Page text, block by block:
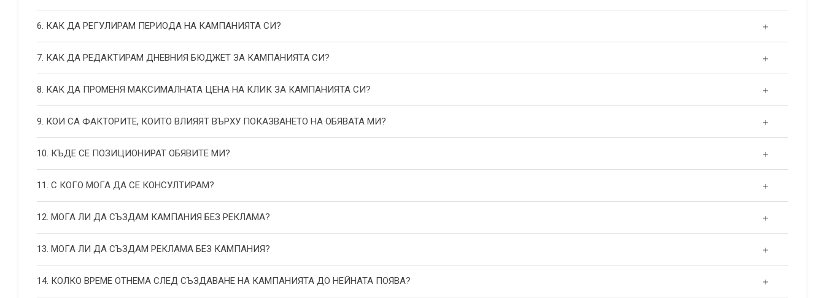
6. КАК ДА РЕГУЛИРАМ ПЕРИОДА НА КАМПАНИЯТА СИ?
7. КАК ДА РЕДАКТИРАМ ДНЕВНИЯ БЮДЖЕТ ЗА КАМПАНИЯТА СИ?
8. КАК ДА ПРОМЕНЯ МАКСИМАЛНАТА ЦЕНА НА КЛИК ЗА КАМПАНИЯТА СИ?
9. КОИ СА ФАКТОРИТЕ, КОИТО ВЛИЯЯТ ВЪРХУ ПОКАЗВАНЕТО НА ОБЯВАТА МИ?
10. КЪДЕ СЕ ПОЗИЦИОНИРАТ ОБЯВИТЕ МИ?
11. С КОГО МОГА ДА СЕ КОНСУЛТИРАМ?
12. МОГА ЛИ ДА СЪЗДАМ КАМПАНИЯ БЕЗ РЕКЛАМА?
13. МОГА ЛИ ДА СЪЗДАМ РЕКЛАМА БЕЗ КАМПАНИЯ?
14. КОЛКО ВРЕМЕ ОТНЕМА СЛЕД СЪЗДАВАНЕ НА КАМПАНИЯТА ДО НЕЙНАТА ПОЯВА?